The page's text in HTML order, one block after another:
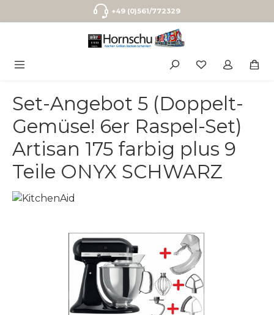
Zum Hauptinhalt springen+49 (0)561/772329
Set-Angebot 5 (Doppelt-
Gemüse! 6er Raspel-Set)
Artisan 175 farbig plus 9
Teile ONYX SCHWARZ
Bildergalerie überspringen